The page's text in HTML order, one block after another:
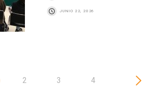
JUNIO 22, 2026
2 3 4